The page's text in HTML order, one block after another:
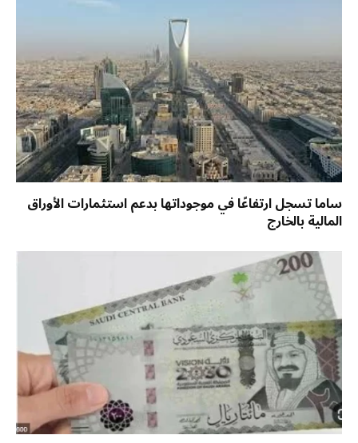
ساما تسجل ارتفاعًا في موجوداتها بدعم استثمارات الأوراق
المالية بالخارج